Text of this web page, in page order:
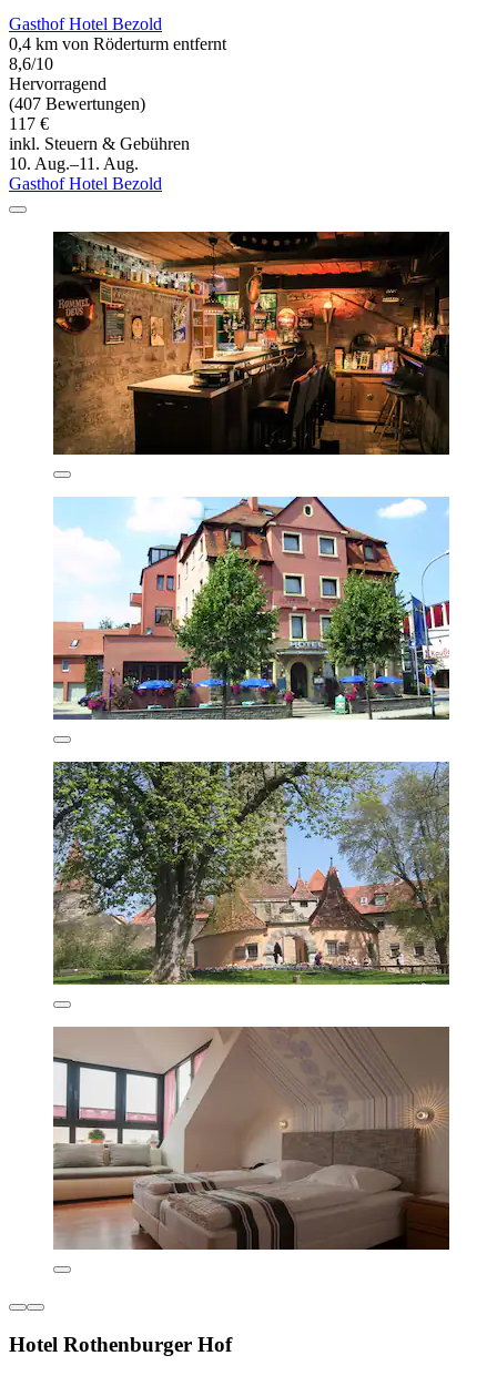
Gasthof Hotel Bezold
0,4 km von Röderturm entfernt
8,6/10
Hervorragend
(407 Bewertungen)
117 €
inkl. Steuern & Gebühren
10. Aug.–11. Aug.
Gasthof Hotel Bezold
Hotel Rothenburger Hof